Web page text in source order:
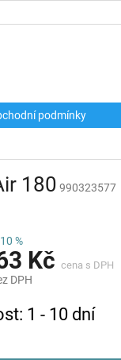
podmínky
180 990323577
%
Kč
DPH
1 - 10 dní